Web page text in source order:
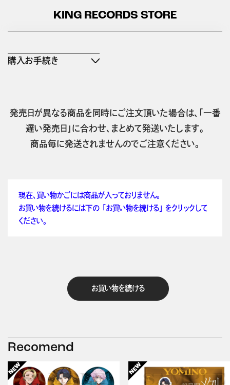
KING RECORDS STORE
購入お手続き
発売日が異なる商品を同時にご注文頂いた場合は、「一番
遅い発売日」に合わせ、まとめて発送いたします。
商品毎に発送されませんのでご注意ください。
現在、買い物かごには商品が入っておりません。
お買い物を続けるには下の 「お買い物を続ける」 をクリックして
ください。
お買い物を続ける
Recomend